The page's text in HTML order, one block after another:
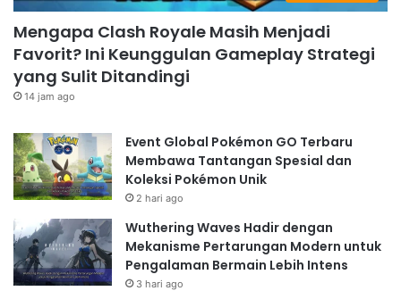
Mengapa Clash Royale Masih Menjadi
Favorit? Ini Keunggulan Gameplay Strategi
yang Sulit Ditandingi
14 jam ago
Event Global Pokémon GO Terbaru
Membawa Tantangan Spesial dan
Koleksi Pokémon Unik
2 hari ago
Wuthering Waves Hadir dengan
Mekanisme Pertarungan Modern untuk
Pengalaman Bermain Lebih Intens
3 hari ago